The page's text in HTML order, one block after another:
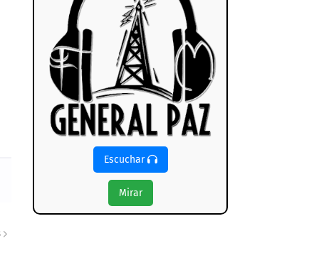
Escuchar
Mirar